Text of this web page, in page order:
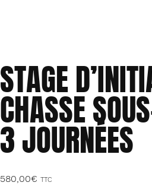
STAGE
CHASSE
3 JOURNÉES
580,00€ TTC